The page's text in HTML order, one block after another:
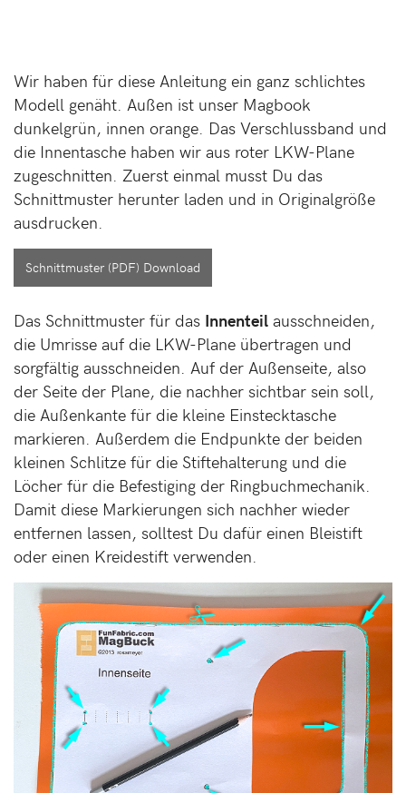
Wir haben für diese Anleitung ein ganz schlichtes
Modell genäht. Außen ist unser Magbook
dunkelgrün, innen orange. Das Verschlussband und
die Innentasche haben wir aus roter LKW-Plane
zugeschnitten. Zuerst einmal musst Du das
Schnittmuster herunter laden und in Originalgröße
ausdrucken.
Schnittmuster (PDF) Download
Das Schnittmuster für das Innenteil ausschneiden,
die Umrisse auf die LKW-Plane übertragen und
sorgfältig ausschneiden. Auf der Außenseite, also
der Seite der Plane, die nachher sichtbar sein soll,
die Außenkante für die kleine Einstecktasche
markieren. Außerdem die Endpunkte der beiden
kleinen Schlitze für die Stiftehalterung und die
Löcher für die Befestiging der Ringbuchmechanik.
Damit diese Markierungen sich nachher wieder
entfernen lassen, solltest Du dafür einen Bleistift
oder einen Kreidestift verwenden.